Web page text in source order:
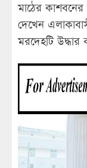
মাঠের
দেখেন
মরদেহটি উদ্ধার